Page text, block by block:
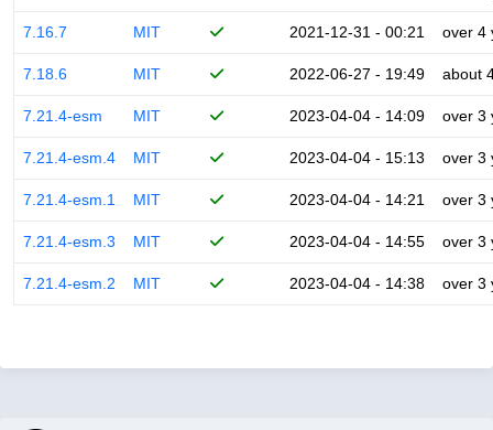
7.16.7 MIT 2021-12-31 - 00:21 over 4
7.18.6 MIT 2022-06-27 - 19:49 about
7.21.4-esm MIT 2023-04-04 - 14:09 over 3
7.21.4-esm.4 MIT 2023-04-04 - 15:13 over 3
7.21.4-esm.1 MIT 2023-04-04 - 14:21 over 3
7.21.4-esm.3 MIT 2023-04-04 - 14:55 over 3
7.21.4-esm.2 MIT 2023-04-04 - 14:38 over 3